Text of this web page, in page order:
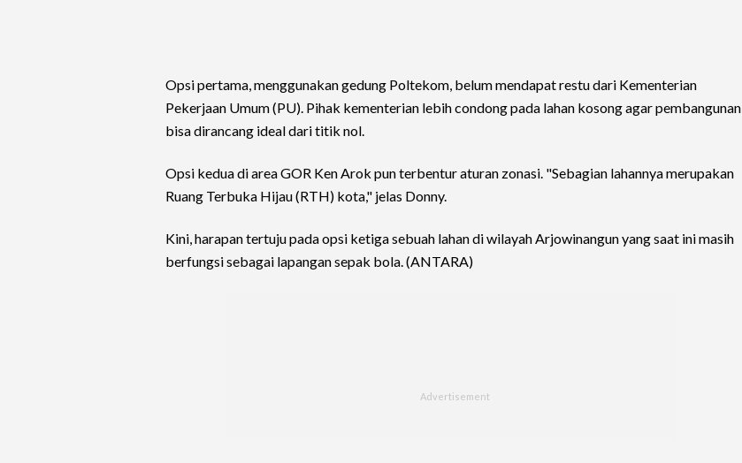
Opsi pertama, menggunakan gedung Poltekom, belum mendapat restu dari Kementerian
Pekerjaan Umum (PU). Pihak kementerian lebih condong pada lahan kosong agar pembangunan
bisa dirancang ideal dari titik nol.
Opsi kedua di area GOR Ken Arok pun terbentur aturan zonasi. "Sebagian lahannya merupakan
Ruang Terbuka Hijau (RTH) kota," jelas Donny.
Kini, harapan tertuju pada opsi ketiga sebuah lahan di wilayah Arjowinangun yang saat ini masih
berfungsi sebagai lapangan sepak bola. (ANTARA)